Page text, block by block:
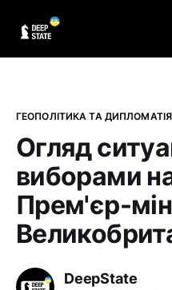
ГЕОПОЛІТИКА ТА ДИПЛОМАТІЯ
Огляд
виборами
Прем'єр-
DeepState